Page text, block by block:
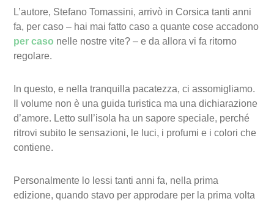
L’autore, Stefano Tomassini, arrivò in Corsica tanti anni
fa, per caso – hai mai fatto caso a quante cose accadono
per caso nelle nostre vite? – e da allora vi fa ritorno
regolare.
In questo, e nella tranquilla pacatezza, ci assomigliamo.
Il volume non è una guida turistica ma una dichiarazione
d’amore. Letto sull’isola ha un sapore speciale, perché
ritrovi subito le sensazioni, le luci, i profumi e i colori che
contiene.
Personalmente lo lessi tanti anni fa, nella prima
edizione, quando stavo per approdare per la prima volta